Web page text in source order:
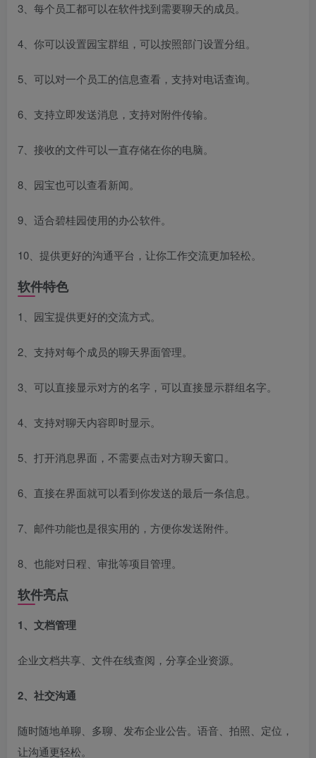
3、每个员工都可以在软件找到需要聊天的成员。
4、你可以设置园宝群组，可以按照部门设置分组。
5、可以对一个员工的信息查看，支持对电话查询。
6、支持立即发送消息，支持对附件传输。
7、接收的文件可以一直存储在你的电脑。
8、园宝也可以查看新闻。
9、适合碧桂园使用的办公软件。
10、提供更好的沟通平台，让你工作交流更加轻松。
软件特色
1、园宝提供更好的交流方式。
2、支持对每个成员的聊天界面管理。
3、可以直接显示对方的名字，可以直接显示群组名字。
4、支持对聊天内容即时显示。
5、打开消息界面，不需要点击对方聊天窗口。
6、直接在界面就可以看到你发送的最后一条信息。
7、邮件功能也是很实用的，方便你发送附件。
8、也能对日程、审批等项目管理。
软件亮点
1、文档管理
企业文档共享、文件在线查阅，分享企业资源。
2、社交沟通
随时随地单聊、多聊、发布企业公告。语音、拍照、定位，
让沟通更轻松。